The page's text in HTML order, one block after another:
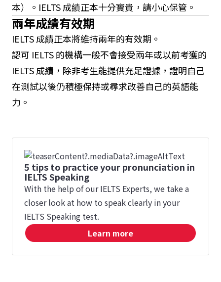
本）。IELTS 成績正本十分寶貴，請小心保管。
兩年成績有效期
IELTS 成績正本將維持兩年的有效期。
認可 IELTS 的機構一般不會接受兩年或以前考獲的
IELTS 成績，除非考生能提供充足證據，證明自己
在測試以後仍積極保持或尋求改善自己的英語能
力。
5 tips to practice your pronunciation in
IELTS Speaking
With the help of our IELTS Experts, we take a
closer look at how to speak clearly in your
IELTS Speaking test.
Learn more